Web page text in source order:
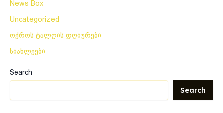
News Box
Uncategorized
ოქროს ტალღის დღიურები
სიახლეები
Search
Search